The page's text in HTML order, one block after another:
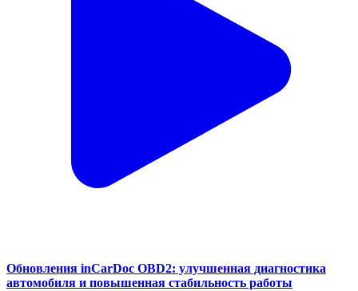
Обновления inCarDoc OBD2: улучшенная диагностика
автомобиля и повышенная стабильность работы